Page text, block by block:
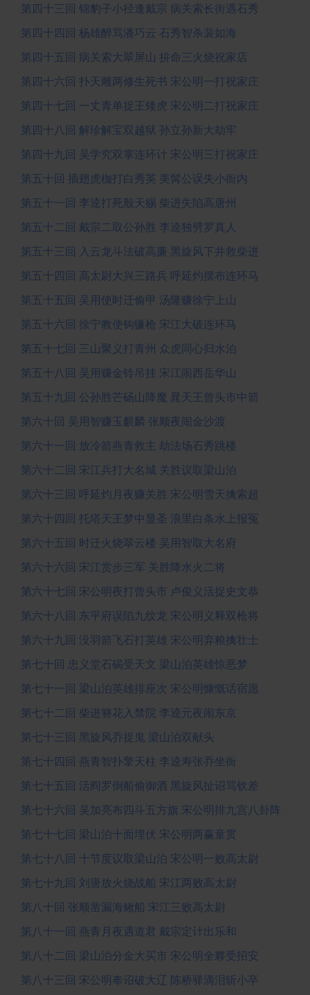
第四十三回 锦豹子小径逢戴宗 病关索长街遇石秀
第四十四回 杨雄醉骂潘巧云 石秀智杀裴如海
第四十五回 病关索大翠屏山 拚命三火烧祝家店
第四十六回 扑天雕两修生死书 宋公明一打祝家庄
第四十七回 一丈青单捉王矮虎 宋公明二打祝家庄
第四十八回 解珍解宝双越狱 孙立孙新大劫牢
第四十九回 吴学究双掌连环计 宋公明三打祝家庄
第五十回 插翅虎枷打白秀英 美髯公误失小衙内
第五十一回 李逵打死殷天赐 柴进失陷高唐州
第五十二回 戴宗二取公孙胜 李逵独劈罗真人
第五十三回 入云龙斗法破高廉 黑旋风下井救柴进
第五十四回 高太尉大兴三路兵 呼延灼摆布连环马
第五十五回 吴用使时迁偷甲 汤隆赚徐宁上山
第五十六回 徐宁教使钩镰枪 宋江大破连环马
第五十七回 三山聚义打青州 众虎同心归水泊
第五十八回 吴用赚金铃吊挂 宋江闹西岳华山
第五十九回 公孙胜芒砀山降魔 晁天王曾头市中箭
第六十回 吴用智赚玉麒麟 张顺夜闹金沙渡
第六十一回 放冷箭燕青救主 劫法场石秀跳楼
第六十二回 宋江兵打大名城 关胜议取梁山泊
第六十三回 呼延灼月夜赚关胜 宋公明雪天擒索超
第六十四回 托塔天王梦中显圣 浪里白条水上报冤
第六十五回 时迁火烧翠云楼 吴用智取大名府
第六十六回 宋江赏步三军 关胜降水火二将
第六十七回 宋公明夜打曾头市 卢俊义活捉史文恭
第六十八回 东平府误陷九纹龙 宋公明义释双枪将
第六十九回 没羽箭飞石打英雄 宋公明弃粮擒壮士
第七十回 忠义堂石碣受天文 梁山泊英雄惊恶梦
第七十一回 梁山泊英雄排座次 宋公明慷慨话宿愿
第七十二回 柴进簪花入禁院 李逵元夜闹东京
第七十三回 黑旋风乔捉鬼 梁山泊双献头
第七十四回 燕青智扑擎天柱 李逵寿张乔坐衙
第七十五回 活阎罗倒船偷御酒 黑旋风扯诏骂钦差
第七十六回 吴加亮布四斗五方旗 宋公明排九宫八卦阵
第七十七回 梁山泊十面埋伏 宋公明两赢童贯
第七十八回 十节度议取梁山泊 宋公明一败高太尉
第七十九回 刘唐放火烧战船 宋江两败高太尉
第八十回 张顺凿漏海鳅船 宋江三败高太尉
第八十一回 燕青月夜遇道君 戴宗定计出乐和
第八十二回 梁山泊分金大买市 宋公明全夥受招安
第八十三回 宋公明奉诏破大辽 陈桥驿滴泪斩小卒